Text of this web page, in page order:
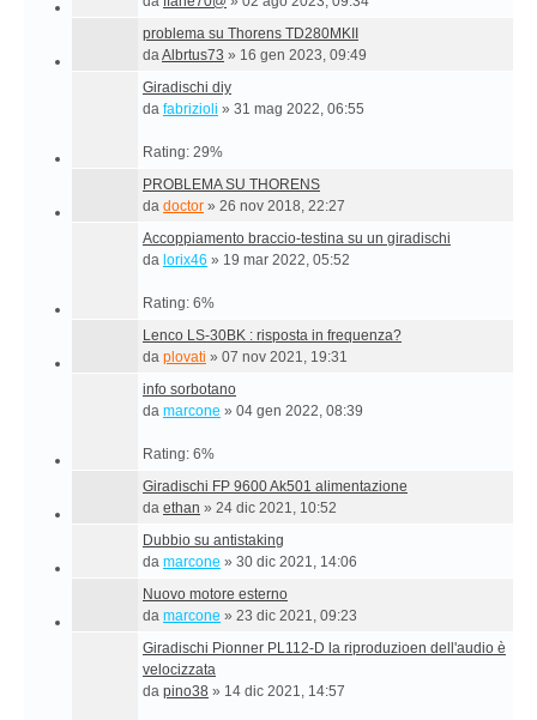
problema su Thorens TD280MKII
daAlbrtus73 » 16 gen 2023, 09:49
Giradischi diy
da fabrizioli » 31 mag 2022, 06:55
Rating: 29%
PROBLEMA SU THORENS
da doctor » 26 nov 2018, 22:27
Accoppiamento braccio-testina su un giradischi
da lorix46 » 19 mar 2022, 05:52
Rating: 6%
Lenco LS-30BK : risposta in frequenza?
da plovati » 07 nov 2021, 19:31
info sorbotano
da marcone » 04 gen 2022, 08:39
Rating: 6%
Giradischi FP 9600 Ak501 alimentazione
da ethan » 24 dic 2021, 10:52
Dubbio su antistaking
da marcone » 30 dic 2021, 14:06
Nuovo motore esterno
da marcone » 23 dic 2021, 09:23
Giradischi Pionner PL112-D la riproduzioen dell'audio è
velocizzata
da pino38 » 14 dic 2021, 14:57